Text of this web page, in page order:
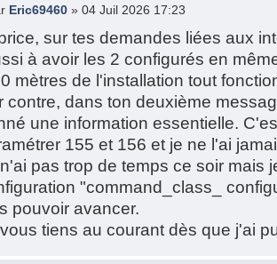
Eric69460 » 04 Juil 2026 17:23
sur tes demandes liées aux
à avoir les 2 configurés en
mètres de l'installation tout
contre, dans ton deuxième
une information essentielle.
155 et 156 et je ne l'ai
pas trop de temps ce soir mais
"command_class_
pouvoir avancer.
tiens au courant dès que j'ai